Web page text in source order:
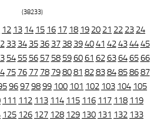
(38233)
12 13 14 15 16 17 18 19 20 21 22 23 24
33 34 35 36 37 38 394041 42434445
54 55 56 57 58 596061 6263646566
75 76 77 78 798081 828384858687
96979899 100 101 102 103 104 105
111 112 113 114 115 116 117 118 119
125 126 127 128 129 130 131 132 133